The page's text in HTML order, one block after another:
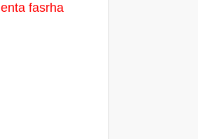
enta fasrha